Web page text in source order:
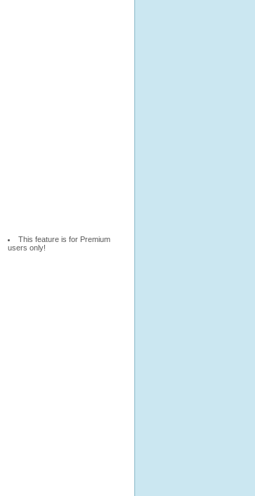
This feature is for Premium
users only!